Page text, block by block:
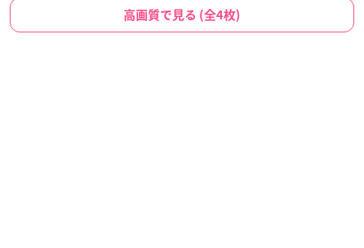
高画質で見る (全4枚)